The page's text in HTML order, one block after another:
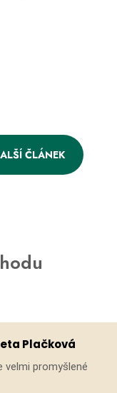
ČLÁNEK
Plačková
velmi promyšlené